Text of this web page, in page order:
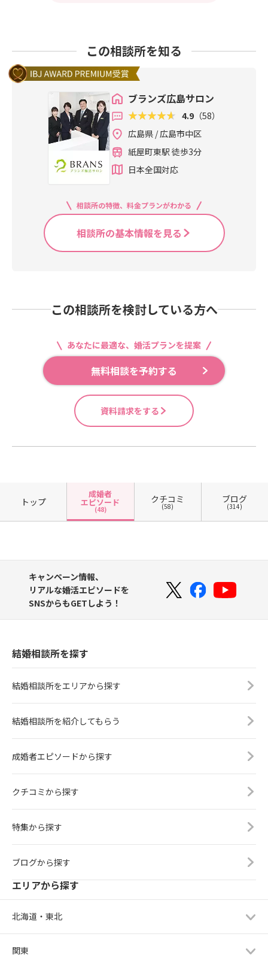
この相談所を知る
ブランズ広島サロン
4.9 （58）
広島県 / 広島市中区
紙屋町東駅 徒歩3分
日本全国対応
相談所の特徴、料金プランがわかる
相談所の基本情報を見る
この相談所を検討している方へ
あなたに最適な、婚活プランを提案
無料相談を予約する
資料請求をする
トップ
成婚者
エピソード
(48)
クチコミ
(58)
ブログ
(314)
キャンペーン情報、
リアルな婚活エピソードを
SNSからもGETしよう！
結婚相談所を探す
結婚相談所をエリアから探す
結婚相談所を紹介してもらう
成婚者エピソードから探す
クチコミから探す
特集から探す
ブログから探す
エリアから探す
北海道・東北
関東